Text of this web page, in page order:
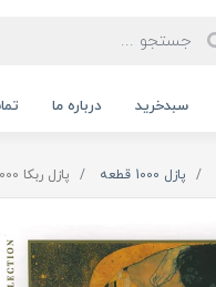
سبدخرید درباره ما
پازل 1000 قطعه پازل ربکا 1000 قطعه طرح بوسه